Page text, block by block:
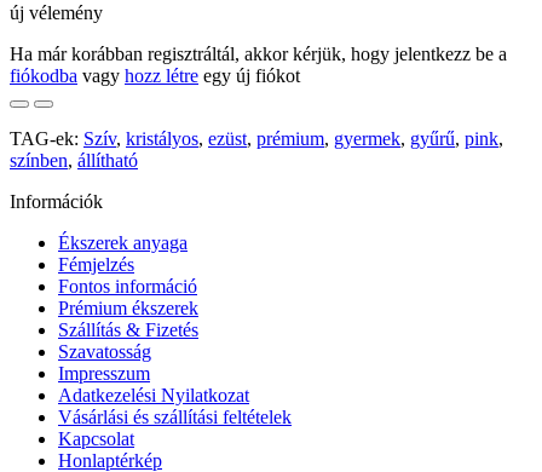
új vélemény
Ha már korábban regisztráltál, akkor kérjük, hogy jelentkezz be a
fiókodba vagy hozz létre egy új fiókot
TAG-ek: Szív, kristályos, ezüst, prémium, gyermek, gyűrű, pink,
színben, állítható
Információk
Ékszerek anyaga
Fémjelzés
Fontos információ
Prémium ékszerek
Szállítás & Fizetés
Szavatosság
Impresszum
Adatkezelési Nyilatkozat
Vásárlási és szállítási feltételek
Kapcsolat
Honlaptérkép